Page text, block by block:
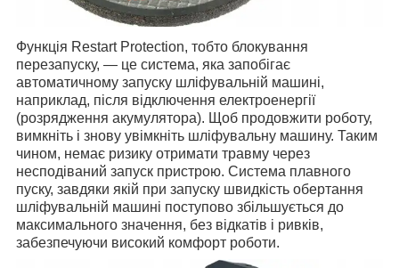
Функція Restart Protection, тобто блокування
перезапуску, — це система, яка запобігає
автоматичному запуску шліфувальній машині,
наприклад, після відключення електроенергії
(розрядження акумулятора). Щоб продовжити роботу,
вимкніть і знову увімкніть шліфувальну машину. Таким
чином, немає ризику отримати травму через
несподіваний запуск пристрою. Система плавного
пуску, завдяки якій при запуску швидкість обертання
шліфувальній машині поступово збільшується до
максимального значення, без відкатів і ривків,
забезпечуючи високий комфорт роботи.